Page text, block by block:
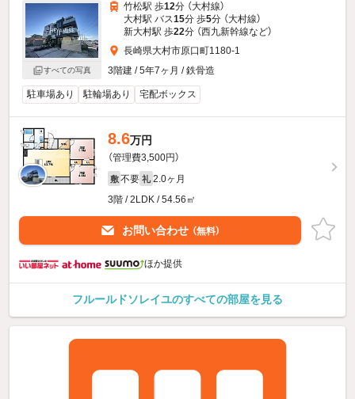
すべての写真
竹松駅 歩12分 （大村線）
大村駅 バス15分 歩5分 （大村線）
新大村駅 歩22分 （西九新幹線など）
長崎県大村市原口町1180-1
3階建 / 5年7ヶ月 / 鉄骨造
駐車場あり 駐輪場あり 宅配ボックス
8.6万円
（管理費3,500円）
敷 不要 礼 2.0ヶ月
3階 / 2LDK / 54.56㎡
お問い合わせ （無料）
ほか提供
フルールドソレイユのすべての部屋を見る